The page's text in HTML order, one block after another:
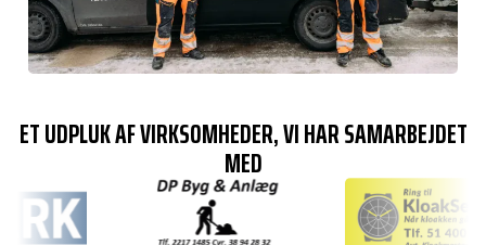
ET UDPLUK AF VIRKSOMHEDER, VI HAR SAMARBEJDET
MED